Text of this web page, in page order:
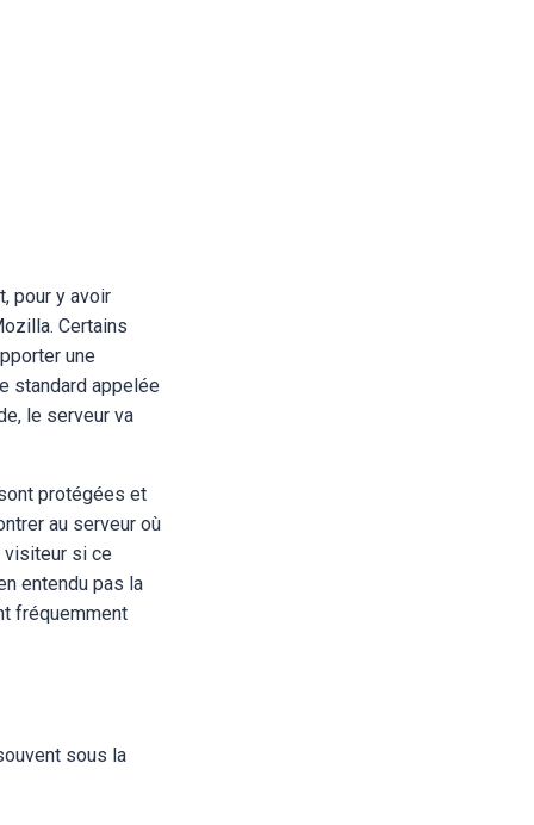
pour y avoir
Certains
une
standard appelée
le serveur va
protégées et
au serveur où
visiteur si ce
entendu pas la
fréquemment
sous la